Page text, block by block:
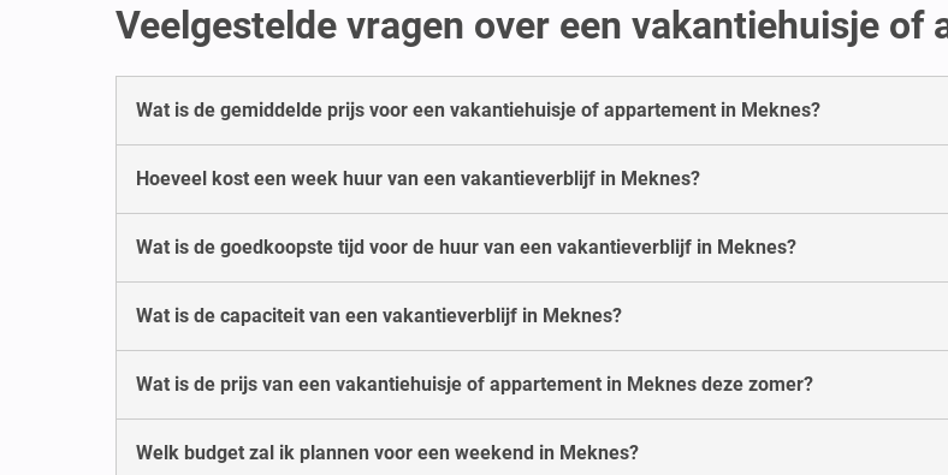
Veelgestelde vragen over een vakantiehuisje of
Wat is de gemiddelde prijs voor een vakantiehuisje of appartement in Meknes?
Hoeveel kost een week huur van een vakantieverblijf in Meknes?
Wat is de goedkoopste tijd voor de huur van een vakantieverblijf in Meknes?
Wat is de capaciteit van een vakantieverblijf in Meknes?
Wat is de prijs van een vakantiehuisje of appartement in Meknes deze zomer?
Welk budget zal ik plannen voor een weekend in Meknes?